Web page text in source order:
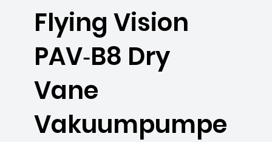
Flying Vision
PAV‑B8 Dry
Vane
Vakuumpumpe